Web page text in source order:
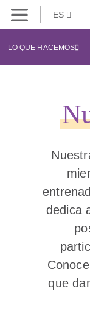
ES
LO QUE HACEMOS
dedica
que